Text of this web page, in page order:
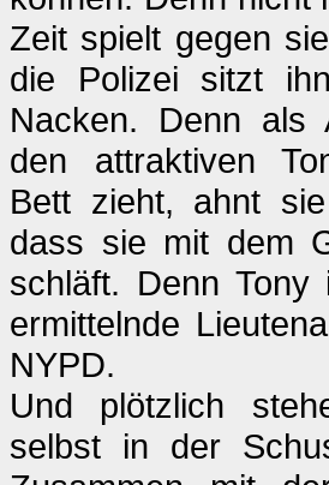
Zeit spielt gegen
die Polizei sitzt
Nacken. Denn als
den attraktiven
Bett zieht, ahnt
dass sie mit dem
schläft. Denn Tony
ermittelnde
NYPD.
Und plötzlich
selbst in der